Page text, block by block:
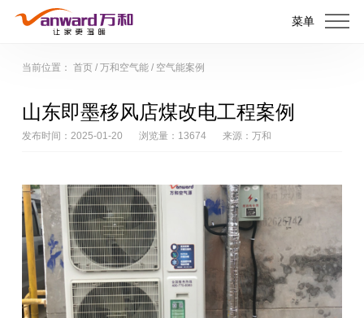
菜单
当前位置： 首页/ 万和空气能/ 空气能案例
山东即墨移风店煤改电工程案例
发布时间：2025-01-20 浏览量：13674 来源：万和